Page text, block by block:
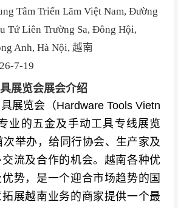
Tâm Triển Lãm Việt Nam, Đường
Tứ Liên Trường Sa, Đông Hội,
Anh, Hà Nội, 越南
7-19
展览会展会介绍
展览会（Hardware Tools Vietn
业的五金及手动工具专线展览
次举办，给同行协会、生产家及
流及合作的机会。 越南各种优
势，是一个迎合市场趋势的国
展越南业务的商家提供一个最